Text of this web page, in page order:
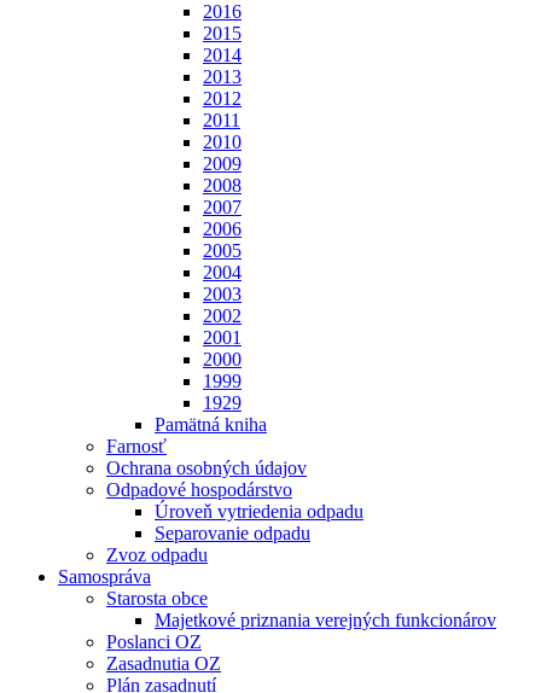
2016
2015
2014
2013
2012
2011
2010
2009
2008
2007
2006
2005
2004
2003
2002
2001
2000
1999
1929
Pamätná kniha
Farnosť
Ochrana osobných údajov
Odpadové hospodárstvo
Úroveň vytriedenia odpadu
Separovanie odpadu
Zvoz odpadu
Samospráva
Starosta obce
Majetkové priznania verejných funkcionárov
Poslanci OZ
Zasadnutia OZ
Plán zasadnutí